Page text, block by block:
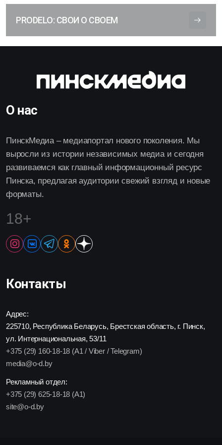
PRODELO: СВОИ О СВОЕМ
О нас
ПинскМедиа – медиапортал нового поколения. Мы
выросли из истории независимых медиа и сегодня
развиваемся как главный информационный ресурс
Пинска, предлагая аудитории свежий взгляд и новые
форматы.
18+
Контакты
Адрес:
225710, Республика Беларусь, Брестская область, г. Пинск,
ул. Интернациональная, 53/11
+375 (29) 160-18-18 (A1 / Viber / Telegram)
media@o-d.by
Рекламный отдел:
+375 (29) 625-18-18 (A1)
site@o-d.by